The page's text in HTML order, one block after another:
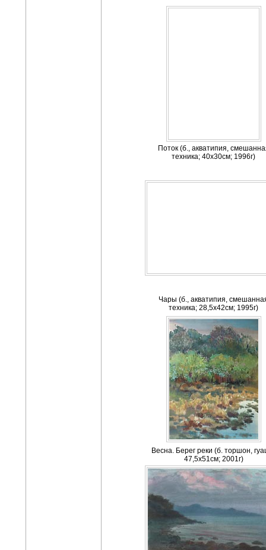
Поток (б., акватипия,
техника; 40х30см; 1996г)
Чары (б., акватипия,
техника; 28,5х42см; 1995г)
Весна. Берег реки (б. торшон,
47,5х51см; 2001г)